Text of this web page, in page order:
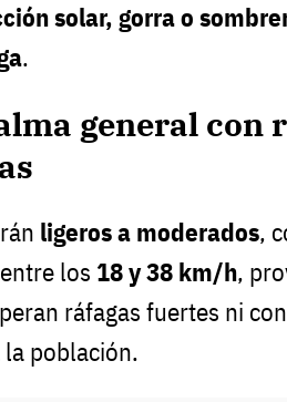
solar, gorra o
.
general con
ligeros a moderados,
los 18 y 38 km/h,
ráfagas fuertes ni
la población.